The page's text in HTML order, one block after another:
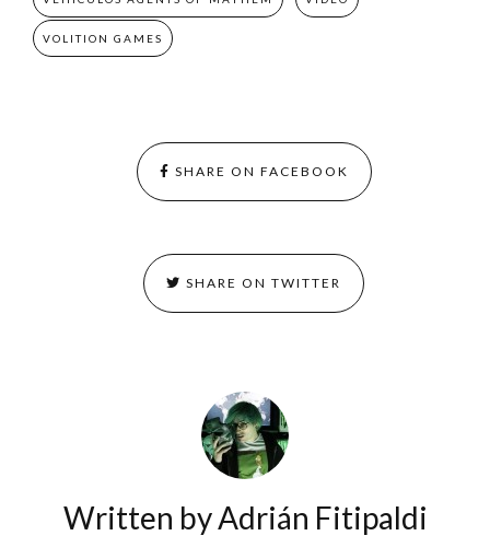
VOLITION GAMES
SHARE ON FACEBOOK
SHARE ON TWITTER
Written byAdrián Fitipaldi